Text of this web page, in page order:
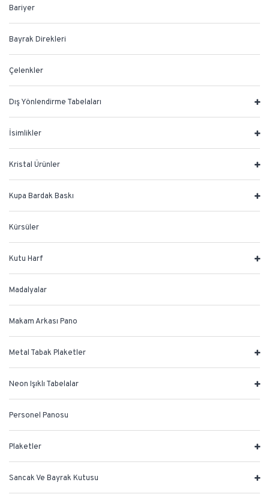
Bariyer
Bayrak Direkleri
Çelenkler
Dış Yönlendirme Tabelaları
İsimlikler
Kristal Ürünler
Kupa Bardak Baskı
Kürsüler
Kutu Harf
Madalyalar
Makam Arkası Pano
Metal Tabak Plaketler
Neon Işıklı Tabelalar
Personel Panosu
Plaketler
Sancak Ve Bayrak Kutusu